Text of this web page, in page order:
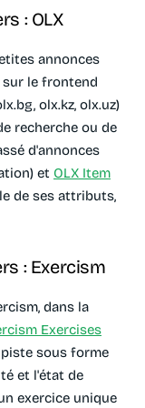
: OLX
annonces
sur le frontend
olx.kz, olx.uz)
recherche ou de
d'annonces
et OLX Item
de ses attributs,
: Exercism
dans la
Exercises
sous forme
et l'état de
exercice unique